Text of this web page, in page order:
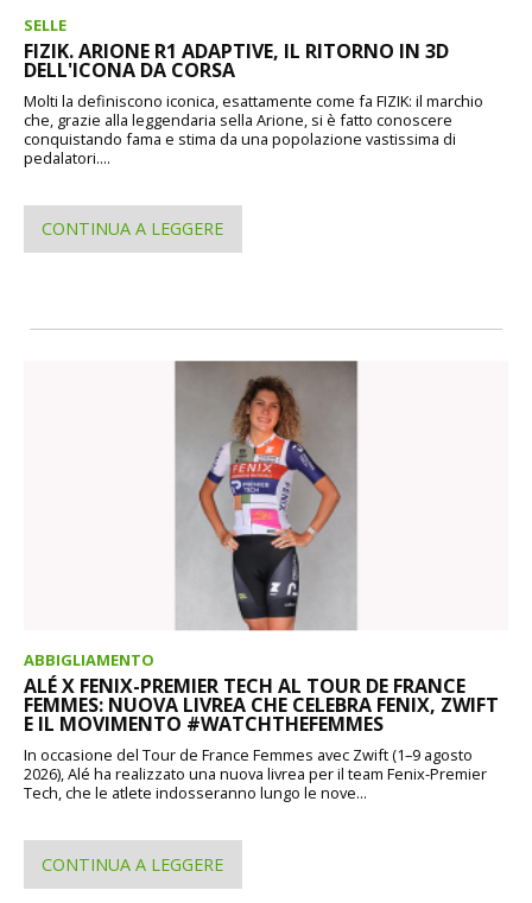
SELLE
FIZIK. ARIONE R1 ADAPTIVE, IL RITORNO IN 3D
DELL'ICONA DA CORSA
Molti la definiscono iconica, esattamente come fa FIZIK: il marchio
che, grazie alla leggendaria sella Arione, si è fatto conoscere
conquistando fama e stima da una popolazione vastissima di
pedalatori....
CONTINUA A LEGGERE
ABBIGLIAMENTO
ALÉ X FENIX-PREMIER TECH AL TOUR DE FRANCE
FEMMES: NUOVA LIVREA CHE CELEBRA FENIX, ZWIFT
E IL MOVIMENTO #WATCHTHEFEMMES
In occasione del Tour de France Femmes avec Zwift (1–9 agosto
2026), Alé ha realizzato una nuova livrea per il team Fenix-Premier
Tech, che le atlete indosseranno lungo le nove...
CONTINUA A LEGGERE